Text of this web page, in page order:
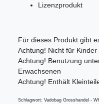
Lizenzprodukt
Für dieses Produkt gibt
Achtung! Nicht für
Achtung! Benutzung
Erwachsenen
Achtung! Enthält
Schlagwort: Vadobag Grosshandel -